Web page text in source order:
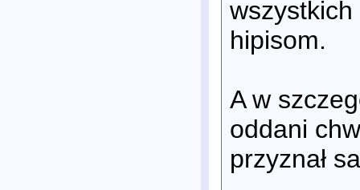
hipisom.
A w
oddani
przyznał